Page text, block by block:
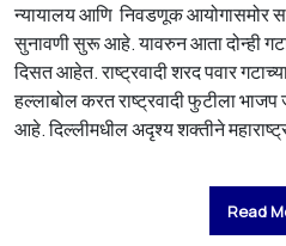
न्यायालय आणि निवडणूक आयोगासमोर
सुनावणी सुरू आहे. यावरुन आता दोन्ही
दिसत आहेत. राष्ट्रवादी शरद पवार
हल्लाबोल करत राष्ट्रवादी फुटीला
आहे. दिल्लीमधील अदृश्य शक्तीने
Read